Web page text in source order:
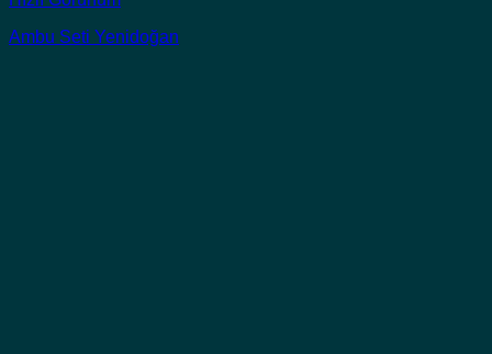
Ambu Seti Yenidoğan